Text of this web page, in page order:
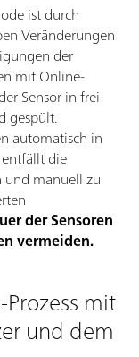
ist durch
Veränderungen
der
mit Online-
Sensor in frei
gespült.
automatisch in
die
manuell zu
der Sensoren
vermeiden.
mit
und dem